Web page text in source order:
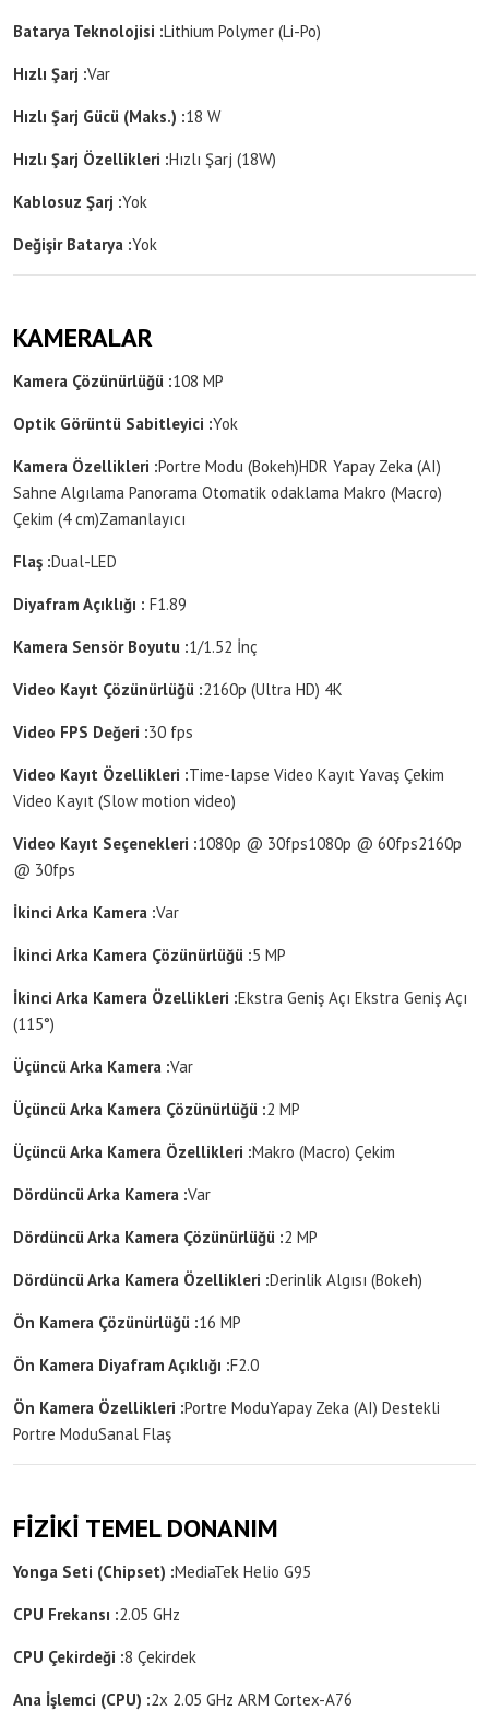
Batarya Teknolojisi :Lithium Polymer (Li-Po)
Hızlı Şarj :Var
Hızlı Şarj Gücü (Maks.) :18 W
Hızlı Şarj Özellikleri :Hızlı Şarj (18W)
Kablosuz Şarj :Yok
Değişir Batarya :Yok
KAMERALAR
Kamera Çözünürlüğü :108 MP
Optik Görüntü Sabitleyici :Yok
Kamera Özellikleri :Portre Modu (Bokeh)HDR Yapay Zeka (AI)
Sahne Algılama Panorama Otomatik odaklama Makro (Macro)
Çekim (4 cm)Zamanlayıcı
Flaş :Dual-LED
Diyafram Açıklığı : F1.89
Kamera Sensör Boyutu :1/1.52 İnç
Video Kayıt Çözünürlüğü :2160p (Ultra HD) 4K
Video FPS Değeri :30 fps
Video Kayıt Özellikleri :Time-lapse Video Kayıt Yavaş Çekim
Video Kayıt (Slow motion video)
Video Kayıt Seçenekleri :1080p @ 30fps1080p @ 60fps2160p
@ 30fps
İkinci Arka Kamera :Var
İkinci Arka Kamera Çözünürlüğü :5 MP
İkinci Arka Kamera Özellikleri :Ekstra Geniş Açı Ekstra Geniş Açı
(115°)
Üçüncü Arka Kamera :Var
Üçüncü Arka Kamera Çözünürlüğü :2 MP
Üçüncü Arka Kamera Özellikleri :Makro (Macro) Çekim
Dördüncü Arka Kamera :Var
Dördüncü Arka Kamera Çözünürlüğü :2 MP
Dördüncü Arka Kamera Özellikleri :Derinlik Algısı (Bokeh)
Ön Kamera Çözünürlüğü :16 MP
Ön Kamera Diyafram Açıklığı :F2.0
Ön Kamera Özellikleri :Portre ModuYapay Zeka (AI) Destekli
Portre ModuSanal Flaş
FİZİKİ TEMEL DONANIM
Yonga Seti (Chipset) :MediaTek Helio G95
CPU Frekansı :2.05 GHz
CPU Çekirdeği :8 Çekirdek
Ana İşlemci (CPU) :2x 2.05 GHz ARM Cortex-A76